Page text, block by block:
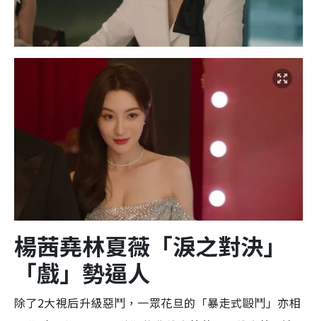
楊茜堯林夏薇「淚之對決」
「戲」勢逼人
除了2大視后升級惡鬥，一眾花旦的「暴走式毆鬥」亦相